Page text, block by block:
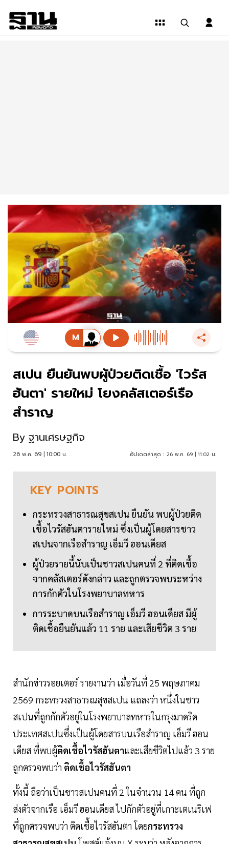
สเปน ยืนยันพบผู้ป่วยติดเชื้อ 'ไวรัส
ฮันตา' รายใหม่ โยงคลัสเตอร์เรือ
สำราญ
By ฐานเศรษฐกิจ
26 พ.ค. 69 | 10:00 น. อัปเดตล่าสุด : 26 พ.ค. 69 | 11:02 น.
KEY POINTS
กระทรวงสาธารณสุขสเปน ยืนยัน พบผู้ป่วยติด
เชื้อไวรัสฮันตารายใหม่ ซึ่งเป็นผู้โดยสารชาว
สเปนจากเรือสำราญ เอ็มวี ฮอนเดียส
ผู้ป่วยรายนี้นับเป็นชาวสเปนคนที่ 2 ที่ติดเชื้อ
จากคลัสเตอร์ดังกล่าว และถูกตรวจพบระหว่าง
การกักตัวในโรงพยาบาลทหาร
การระบาดบนเรือสำราญ เอ็มวี ฮอนเดียส มีผู้
ติดเชื้อยืนยันแล้ว 11 ราย และเสียชีวิต 3 ราย
สำนักข่าวรอยเตอร์ รายงานว่า เมื่อวันที่ 25 พฤษภาคม
2569 กระทรวงสาธารณสุขสเปน แถลงว่า หนึ่งในชาว
สเปนที่ถูกกักตัวอยู่ในโรงพยาบาลทหารในกรุงมาดริด
ประเทศสเปนซึ่งเป็นผู้โดยสารบนเรือสำราญ เอ็มวี ฮอน
เดียส ที่พบผู้ติดเชื้อไวรัสฮันตาและเสียชีวิตไปแล้ว 3 ราย
ถูกตรวจพบว่า ติดเชื้อไวรัสฮันตา
ทั้งนี้ ถือว่าเป็นชาวสเปนคนที่ 2 ในจำนวน 14 คน ที่ถูก
ส่งตัวจากเรือ เอ็มวี ฮอนเดียส ไปกักตัวอยู่ที่เกาะเตเนริเฟ
ที่ถูกตรวจพบว่า ติดเชื้อไวรัสฮันตา โดยกระทรวง